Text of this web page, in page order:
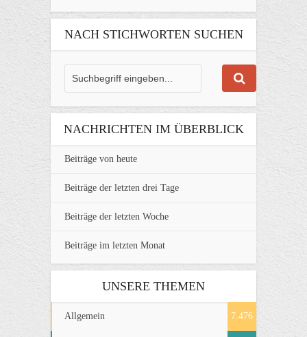
NACH STICHWORTEN SUCHEN
NACHRICHTEN IM ÜBERBLICK
Beiträge von heute
Beiträge der letzten drei Tage
Beiträge der letzten Woche
Beiträge im letzten Monat
UNSERE THEMEN
Allgemein 7.476